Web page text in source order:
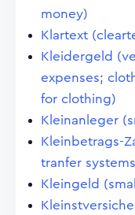
money)
Klartext
Kleidergeld
expenses;
for clothing)
Kleinanleger
Kleinbetrags-
tranfer
Kleingeld